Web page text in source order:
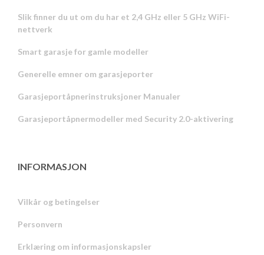
Slik finner du ut om du har et 2,4 GHz eller 5 GHz WiFi-
nettverk
Smart garasje for gamle modeller
Generelle emner om garasjeporter
Garasjeportåpnerinstruksjoner Manualer
Garasjeportåpnermodeller med Security 2.0-aktivering
INFORMASJON
Vilkår og betingelser
Personvern
Erklæring om informasjonskapsler